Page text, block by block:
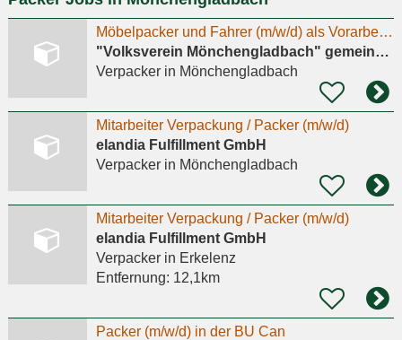
Möbelpacker und Fahrer (m/w/d) als Vorarbeiter für die Secondhand Möbelhalle
"Volksverein Mönchengladbach" gemeinnützige Gesellschaft gegen Arbeitslosigkeit mbH
Verpackerin Mönchengladbach
Mitarbeiter Verpackung / Packer (m/w/d)
elandia Fulfillment GmbH
Verpackerin Mönchengladbach
Mitarbeiter Verpackung / Packer (m/w/d)
elandia Fulfillment GmbH
Verpackerin Erkelenz
Entfernung: 12,1km
Packer (m/w/d) in der BU Can